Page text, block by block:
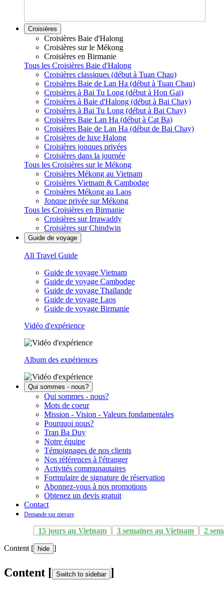
Croisières
Croisières Baie d'Halong
Croisières sur le Mékong
Croisières en Birmanie
Tous les Croisières Baie d'Halong
Croisières classiques (début à Tuan Chau)
Croisières Baie de Lan Ha (début à Tuan Chau)
Croisières à Bai Tu Long (début à Hon Gai)
Croisières à Baie d'Halong (début à Bai Chay)
Croisières à Bai Tu Long (début à Bai Chay)
Croisières Baie Lan Ha (début à Cat Ba)
Croisières Baie de Lan Ha (début de Bai Chay)
Croisières de luxe Halong
Croisières jonques privées
Croisières dans la journée
Tous les Croisières sur le Mékong
Croisières Mékong au Vietnam
Croisières Vietnam & Cambodge
Croisières Mékong au Laos
Jonque privée sur Mékong
Tous les Croisières en Birmanie
Croisières sur Irrawaddy
Croisières sur Chindwin
Guide de voyage
All Travel Guide
Guide de voyage Vietnam
Guide de voyage Cambodge
Guide de voyage Thaïlande
Guide de voyage Laos
Guide de voyage Birmanie
Vidéo d'expérience
Album des expériences
Qui sommes - nous?
Qui sommes - nous?
Mots de coeur
Mission - Vision - Valeurs fondamentales
Pourquoi nous?
Tran Ba Duy
Notre équipe
Témoignages de nos clients
Nos références à l'étranger
Activités communautaires
Formulaire de signature de réservation
Abonnez-vous à nos promotions
Obtenez un devis gratuit
Contact
Demande sur mesure
15 jours au Vietnam 3 semaines au Vietnam 2
Content [ hide ]
Content [ Switch to sidebar ]